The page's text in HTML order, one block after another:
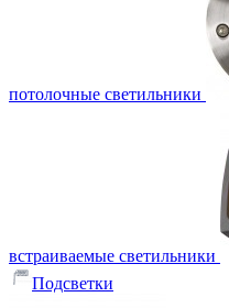
потолочные светильники
встраиваемые светильники
Подсветки